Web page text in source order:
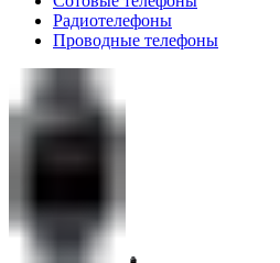
Радиотелефоны
Проводные телефоны